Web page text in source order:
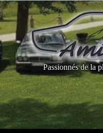
Passionnés de la